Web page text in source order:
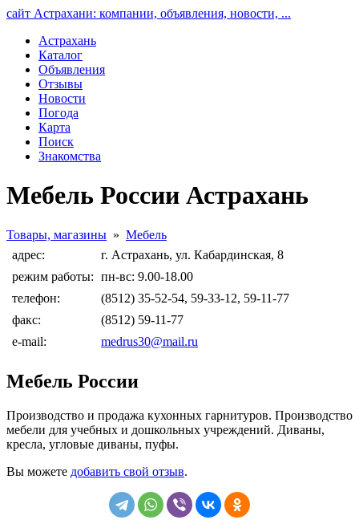
сайт Астрахани: компании, объявления, новости, ...
Астрахань
Каталог
Объявления
Отзывы
Новости
Погода
Карта
Поиск
Знакомства
Мебель России Астрахань
Товары, магазины » Мебель
адрес:
г. Астрахань, ул. Кабардинская, 8
режим работы: пн-вс: 9.00-18.00
телефон:
(8512) 35-52-54, 59-33-12, 59-11-77
факс:
(8512) 59-11-77
e-mail:
medrus30@mail.ru
Мебель России
Производство и продажа кухонных гарнитуров. Производство
мебели для учебных и дошкольных учреждений. Диваны,
кресла, угловые диваны, пуфы.
Вы можете добавить свой отзыв.